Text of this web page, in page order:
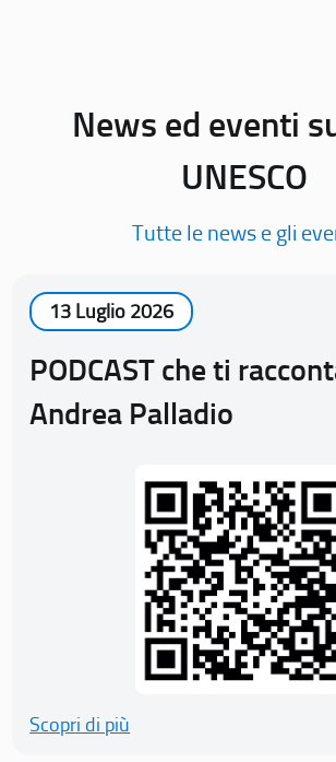
News ed eventi
UNESCO
Tutte le news e gli
13 Luglio 2026
PODCAST che ti
Andrea Palladio
Scopri di più